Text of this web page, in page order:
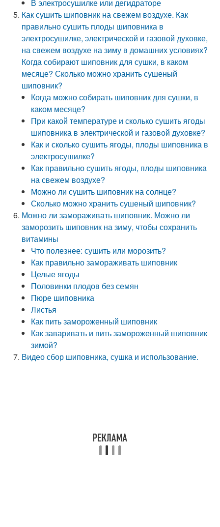
В электросушилке или дегидраторе
Как сушить шиповник на свежем воздухе. Как
правильно сушить плоды шиповника в
электросушилке, электрической и газовой духовке,
на свежем воздухе на зиму в домашних условиях?
Когда собирают шиповник для сушки, в каком
месяце? Сколько можно хранить сушеный
шиповник?
Когда можно собирать шиповник для сушки, в
каком месяце?
При какой температуре и сколько сушить ягоды
шиповника в электрической и газовой духовке?
Как и сколько сушить ягоды, плоды шиповника в
электросушилке?
Как правильно сушить ягоды, плоды шиповника
на свежем воздухе?
Можно ли сушить шиповник на солнце?
Сколько можно хранить сушеный шиповник?
Можно ли замораживать шиповник. Можно ли
заморозить шиповник на зиму, чтобы сохранить
витамины
Что полезнее: сушить или морозить?
Как правильно замораживать шиповник
Целые ягоды
Половинки плодов без семян
Пюре шиповника
Листья
Как пить замороженный шиповник
Как заваривать и пить замороженный шиповник
зимой?
Видео сбор шиповника, сушка и использование.